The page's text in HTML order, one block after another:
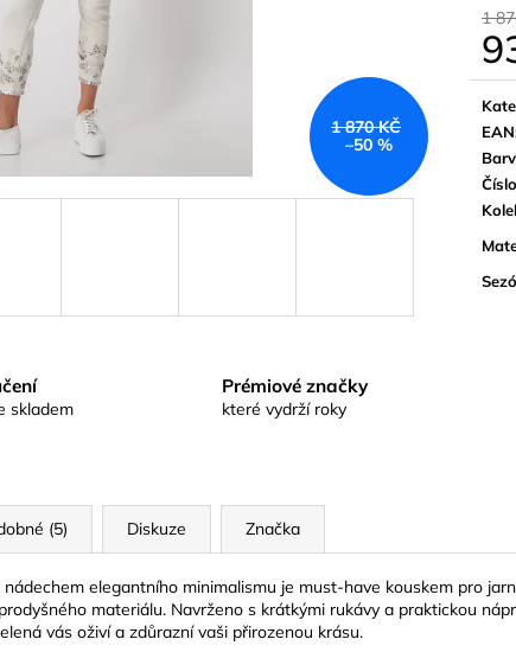
1
EAN
1 870 KČ
–50 %
skladem
Prémiové značky
které vydrží roky
(5) Diskuze Značka
elegantního minimalismu je must-have kouskem pro
materiálu. Navrženo s krátkými rukávy a praktickou
vás oživí a zdůrazní vaši přirozenou krásu.